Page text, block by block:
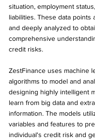
situation, employment
liabilities. These data points
and deeply analyzed to
comprehensive
credit risks.
ZestFinance uses machine
algorithms to model and
designing highly intelligent
learn from big data and
information. The models
variables and features to
individual's credit risk and